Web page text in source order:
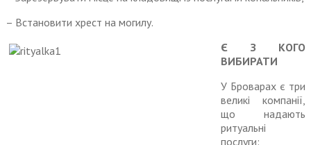
– Встановити хрест на могилу.
Є З КОГО
ВИБИРАТИ
У Броварах є три
великі компанії,
що надають
ритуальні
послуги: